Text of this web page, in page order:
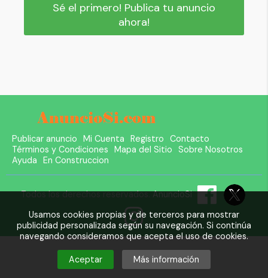
Sé el primero! Publica tu anuncio
ahora!
Publicar anuncio Mi Cuenta Registro
Contacto
Términos y Condiciones
Mapa del Sitio
Sobre Nosotros
Ayuda
En Construccion
Todos los derechos reservados.AnuncioSi
Usamos cookies propias y de terceros para mostrar
publicidad personalizada según su navegación. Si continúa
navegando consideramos que acepta el uso de cookies.
Aceptar Más información